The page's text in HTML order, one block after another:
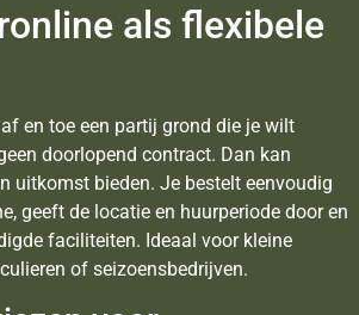
als flexibele
en toe een partij grond die je wilt
doorlopend contract. Dan kan
uitkomst bieden. Je bestelt eenvoudig
geeft de locatie en huurperiode door en
faciliteiten. Ideaal voor kleine
of seizoensbedrijven.